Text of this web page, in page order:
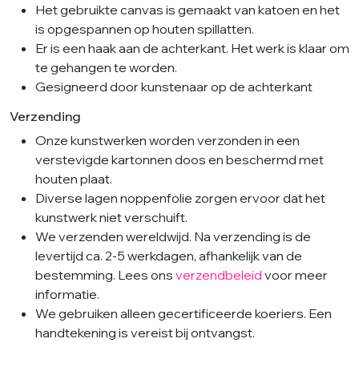
Het gebruikte canvas is gemaakt van katoen en het
is opgespannen op houten spillatten.
Er is een haak aan de achterkant. Het werk is klaar om
te gehangen te worden.
Gesigneerd door kunstenaar op de achterkant
Verzending
Onze kunstwerken worden verzonden in een
verstevigde kartonnen doos en beschermd met
houten plaat.
Diverse lagen noppenfolie zorgen ervoor dat het
kunstwerk niet verschuift.
We verzenden wereldwijd. Na verzending is de
levertijd ca. 2-5 werkdagen, afhankelijk van de
bestemming. Lees ons verzendbeleid voor meer
informatie.
We gebruiken alleen gecertificeerde koeriers. Een
handtekening is vereist bij ontvangst.